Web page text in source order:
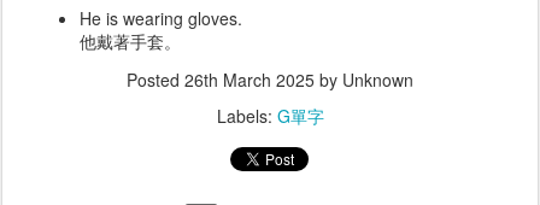
He is wearing gloves.
他戴著手套。
Posted 26th March 2025 by Unknown
Labels: G單字